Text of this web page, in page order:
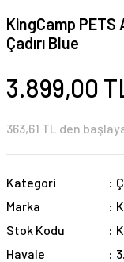
KingCamp
Çadırı Blue
3.899,00
363,61 TL den
Kategori
Marka
Stok Kodu
Havale